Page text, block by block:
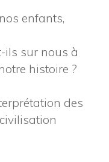
enfants,
ils sur nous à
histoire ?
des